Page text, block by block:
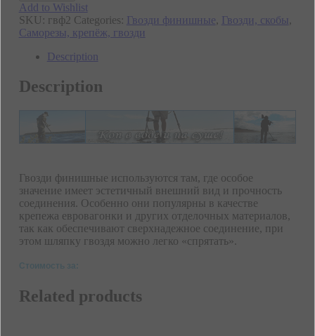
Add to Wishlist
SKU: гвф2 Categories: Гвозди финишные, Гвозди, скобы,
Саморезы, крепёж, гвозди
Description
Description
Гвозди финишные используются там, где особое
значение имеет эстетичный внешний вид и прочность
соединения. Особенно они популярны в качестве
крепежа евровагонки и других отделочных материалов,
так как обеспечивают сверхнадежное соединение, при
этом шляпку гвоздя можно легко «спрятать».
Стоимость за:
Related products